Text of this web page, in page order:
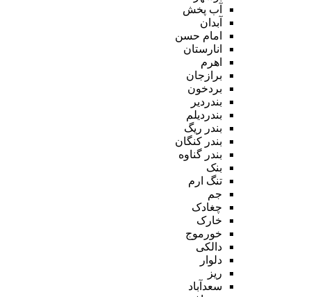
آب پخش
آبدان
امام حسن
انارستان
اهرم
برازجان
بردخون
بندردیر
بندردیلم
بندر ریگ
بندر کنگان
بندر گناوه
بنک
تنگ ارم
جم
چغادک
خارک
خورموج
دالکی
دلوار
ریز
سعدآباد